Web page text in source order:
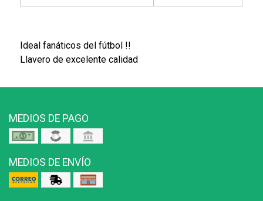
Ideal fanáticos del fútbol !!
Llavero de excelente calidad
MEDIOS DE PAGO
MEDIOS DE ENVÍO